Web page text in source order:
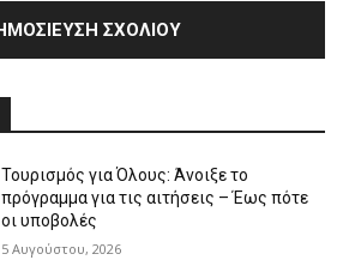
Τουρισμός για Όλους: Άνοιξε το
πρόγραμμα για τις αιτήσεις – Έως πότε
οι υποβολές
5 Αυγούστου, 2026